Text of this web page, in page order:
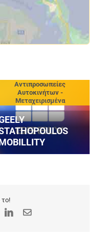
Αντιπροσωπείες
Αυτοκινήτων -
Μεταχειρισμένα
MOBILLITY
LinkedIn
Email